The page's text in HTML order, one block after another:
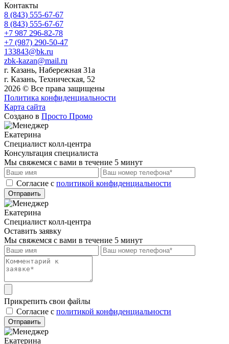
Контакты
8 (843) 555-67-67
8 (843) 555-67-67
+7 987 296-82-78
+7 (987) 290-50-47
133843@bk.ru
zbk-kazan@mail.ru
г. Казань, Набережная 31а
г. Казань, Техническая, 52
2026 © Все права защищены
Политика конфиденциальности
Карта сайта
Создано в Просто Промо
Екатерина
Специалист колл-центра
Консультация специалиста
Мы свяжемся с вами в течение 5 минут
Cогласие с политикой конфиденциальности
Отправить
Екатерина
Специалист колл-центра
Оставить заявку
Мы свяжемся с вами в течение 5 минут
Прикрепить свои файлы
Cогласие с политикой конфиденциальности
Отправить
Екатерина